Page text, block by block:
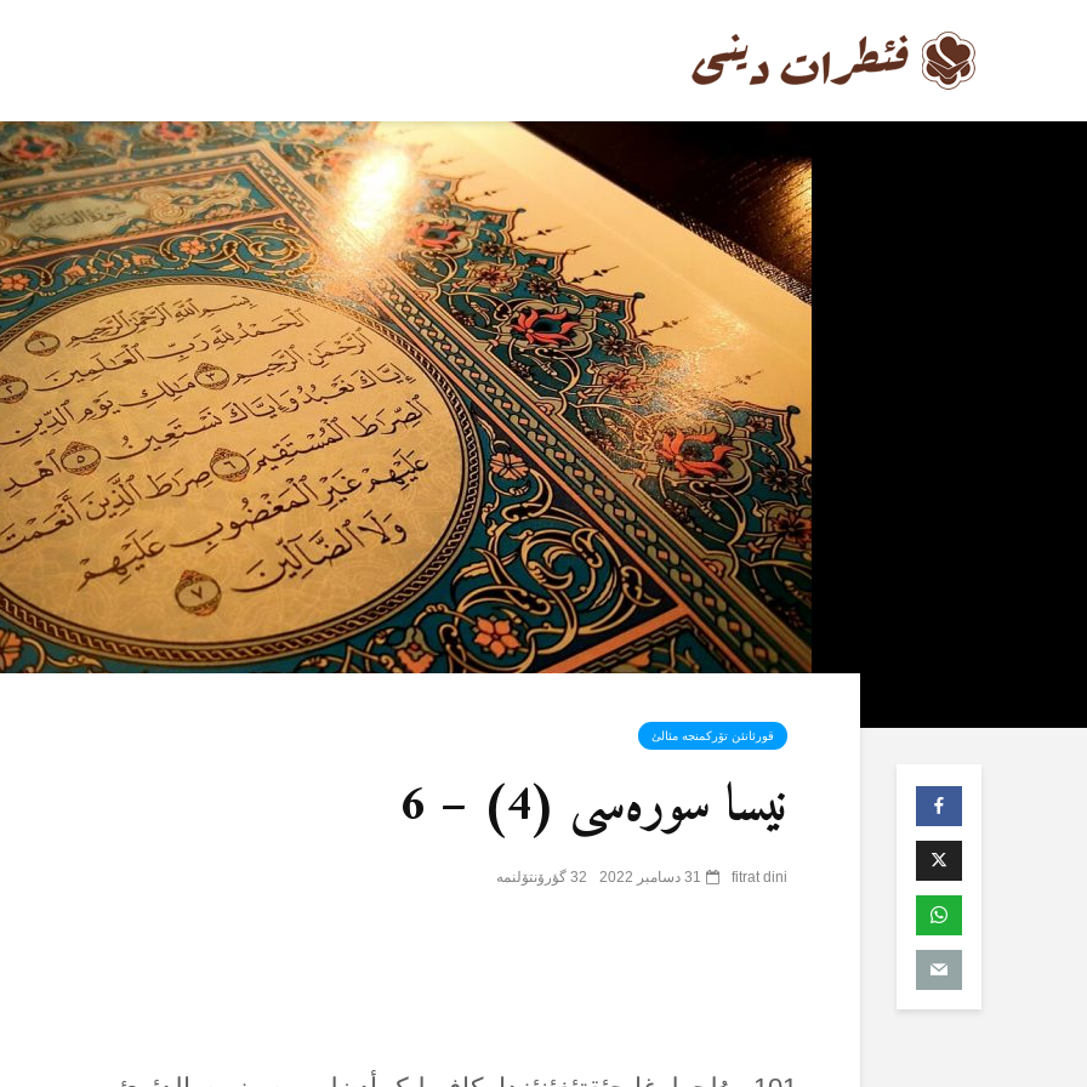
قورئانئن تۆرکمنجە مئالئ
نیسا سورەسی (4) – 6
fitrat dini 31 دسامبر 2022 32 گؤرۆنتۆلنمە